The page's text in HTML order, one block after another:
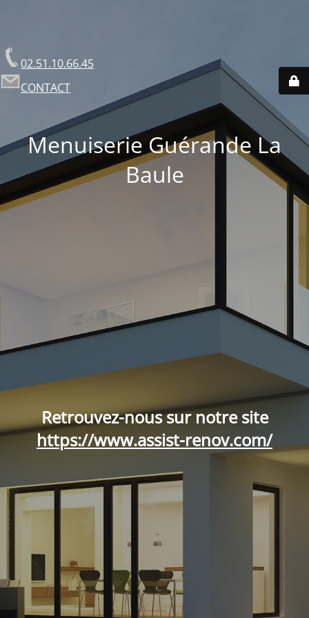
02.51.10.66.45
CONTACT
Menuiserie Guérande La
Baule
Retrouvez-nous sur notre site
https://www.assist-renov.com/